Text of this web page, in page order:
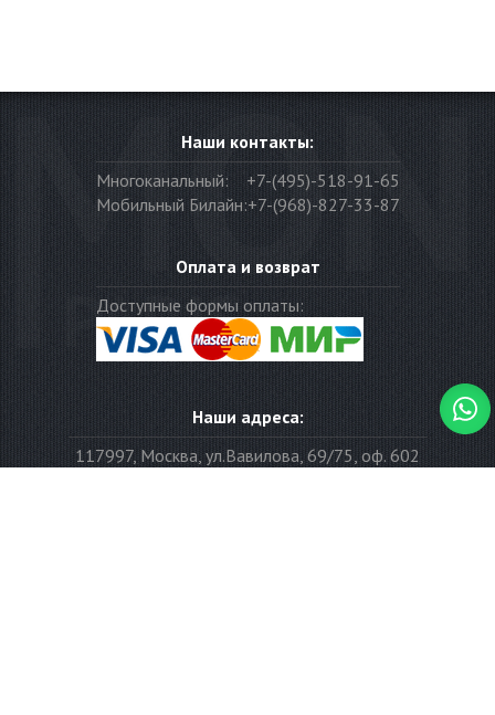
Наши контакты:
Многоканальный:
+7-(495)-518-91-65
Мобильный Билайн:+7-(968)-827-33-87
Оплата и возврат
Доступные формы оплаты:
Наши адреса:
117997, Москва, ул.Вавилова, 69/75, оф. 602